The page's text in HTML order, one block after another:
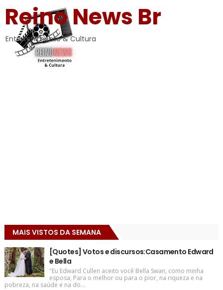
Reino News Br
Entretenimento & Cultura
MAIS VISTOS DA SEMANA
[Quotes] Votos e discursos:Casamento Edward
e Bella
"Eu Edward Cullen aceito você Bella Swan, como minha
esposa, Para o melhor ou para o pior, na riqueza e na
pobreza, na saúde e na do...